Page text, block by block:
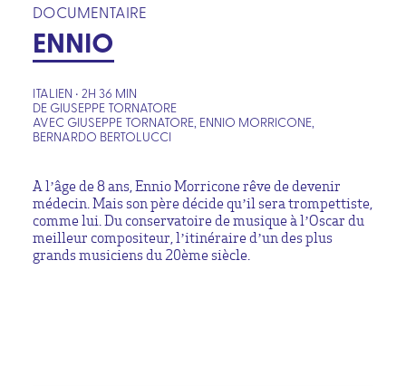
DOCUMENTAIRE
ENNIO
ITALIEN • 2H 36 MIN
DE GIUSEPPE TORNATORE
AVEC GIUSEPPE TORNATORE, ENNIO MORRICONE,
BERNARDO BERTOLUCCI
A l’âge de 8 ans, Ennio Morricone rêve de devenir
médecin. Mais son père décide qu’il sera trompettiste,
comme lui. Du conservatoire de musique à l’Oscar du
meilleur compositeur, l’itinéraire d’un des plus
grands musiciens du 20ème siècle.